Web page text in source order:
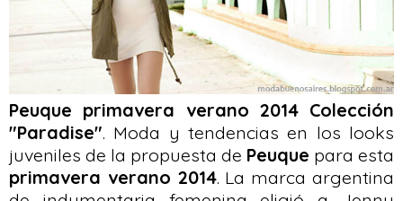
Peuque primavera verano 2014 Colección
"Paradise". Moda y tendencias en los looks
juveniles de la propuesta de Peuque para esta
primavera verano 2014. La marca argentina